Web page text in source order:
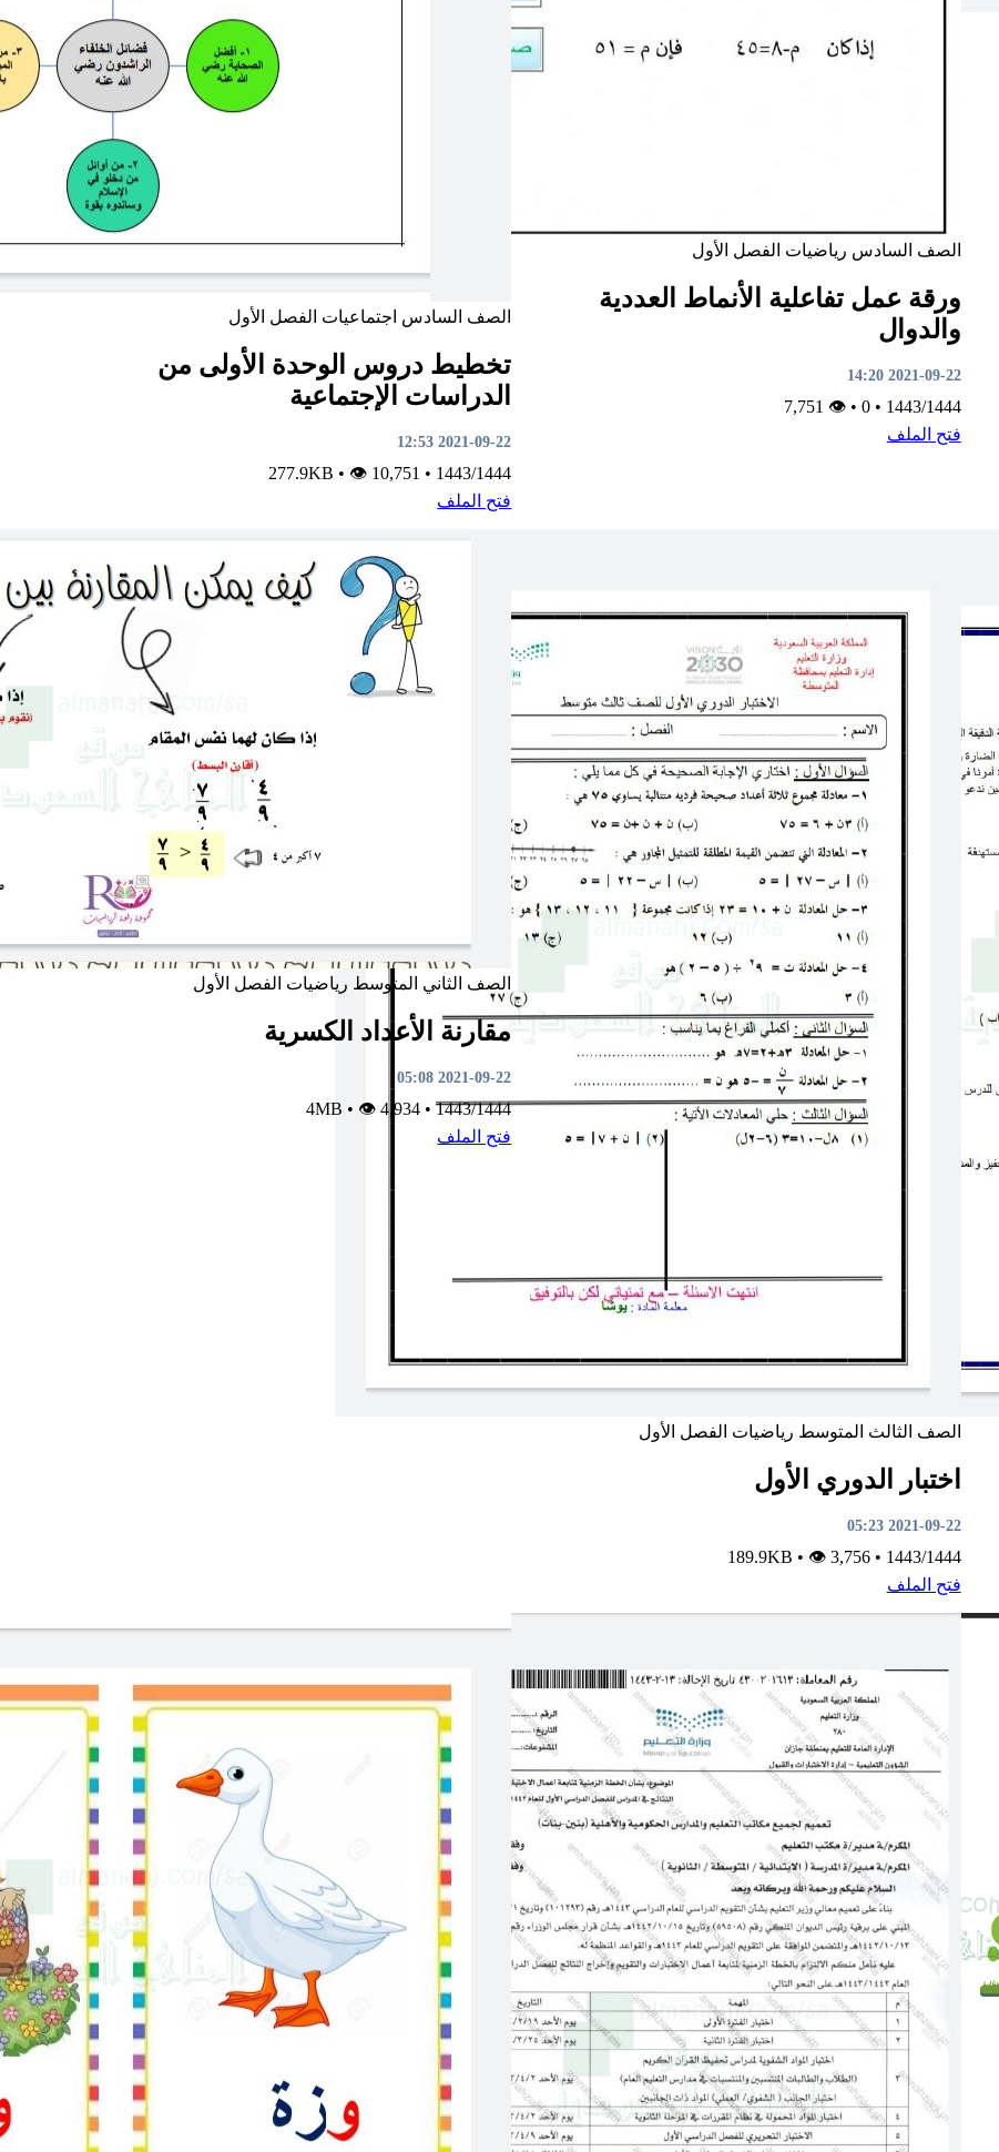
الصف السادس رياضيات الفصل الأول
ورقة عمل تفاعلية الأنماط العددية
والدوال
2021-09-22 14:20
1443/1444
•
0
•
👁 7,751
فتح الملف
الصف السادس اجتماعيات الفصل الأول
تخطيط دروس الوحدة الأولى من
الدراسات الإجتماعية
2021-09-22 12:53
1443/1444
•
• 👁 10,751
فتح الملف
الصف الثالث المتوسط رياضيات الفصل الأول
اختبار الدوري الأول
2021-09-22 05:23
1443/1444
•
189.9KB
• 👁 3,756
فتح الملف
الصف الثاني المتوسط رياضيات الفصل الأول
مقارنة الأعداد الكسرية
2021-09-22 05:08
1443/1444
•
• 👁 4,934
فتح الملف